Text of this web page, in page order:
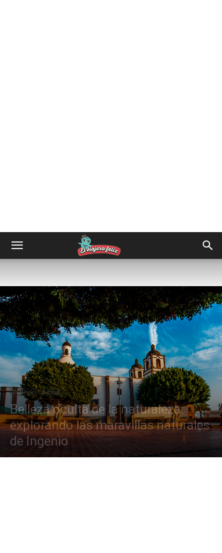
Destinos Europa
Belleza oculta de la naturaleza:
explorando las maravillas naturales
de Ingenio